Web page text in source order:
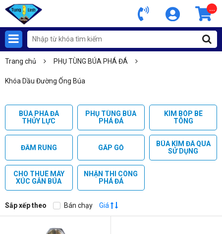
...
Trang chủ PHỤ TÙNG BÚA PHÁ ĐÁ
Khóa Dầu Đường Ống Búa
BÚA PHÁ ĐÁ
THỦY LỰC
PHỤ TÙNG BÚA
PHÁ ĐÁ
KÌM BÓP BÊ
TÔNG
ĐẦM RUNG GẮP GỖ
BÚA KÌM ĐÃ QUA
SỬ DỤNG
CHO THUÊ MÁY
XÚC GẮN BÚA
NHẬN THI CÔNG
PHÁ ĐÁ
Sắp xếp theo Bán chạy Giá